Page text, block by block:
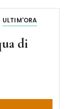
ULTIM'ORA
di